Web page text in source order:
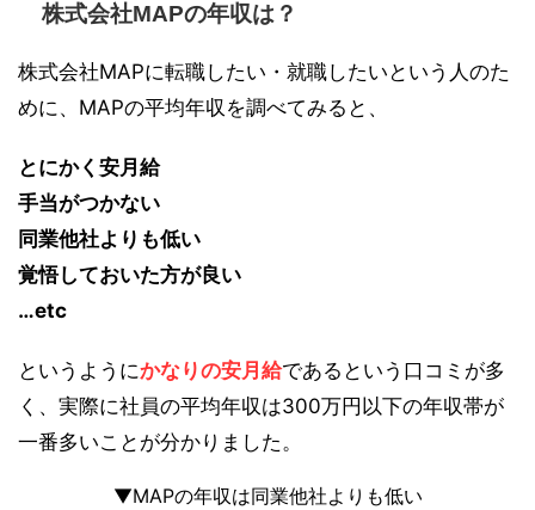
株式会社MAPの年収は？
株式会社MAPに転職したい・就職したいという人のた
めに、MAPの平均年収を調べてみると、
とにかく安月給
手当がつかない
同業他社よりも低い
覚悟しておいた方が良い
…etc
というようにかなりの安月給であるという口コミが多
く、実際に社員の平均年収は300万円以下の年収帯が
一番多いことが分かりました。
▼MAPの年収は同業他社よりも低い